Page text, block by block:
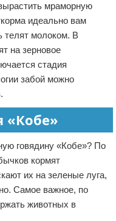
мраморную
идеально вам
телят молоком. В
на зерновое
стадия
забой можно
«Кобе»
говядину «Кобе»? По
кормят
их на зеленые луга,
Самое важное, по
животных в